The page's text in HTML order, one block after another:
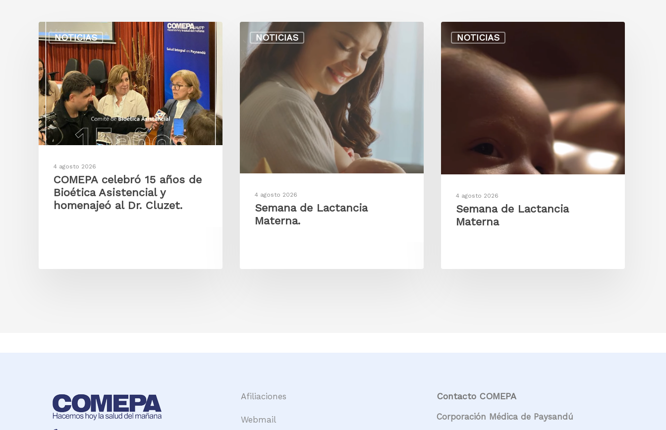
NOTICIAS
4 agosto 2026
COMEPA celebró 15 años de
Bioética Asistencial y
homenajeó al Dr. Cluzet.
NOTICIAS
4 agosto 2026
Semana de Lactancia
Materna.
NOTICIAS
4 agosto 2026
Semana de Lactancia
Materna
Afiliaciones
Webmail
Contacto COMEPA
Corporación Médica de Paysandú